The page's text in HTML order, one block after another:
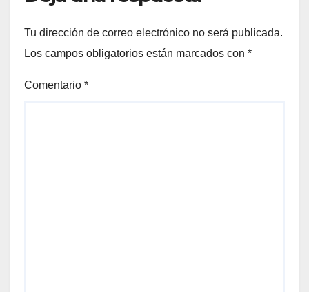
Tu dirección de correo electrónico no será publicada.
Los campos obligatorios están marcados con *
Comentario *